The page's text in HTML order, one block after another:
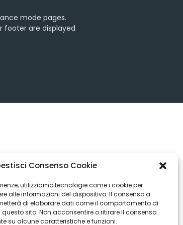
Consenso Cookie
utilizziamo tecnologie come i cookie per
alle informazioni del dispositivo. Il consenso a
di elaborare dati come il comportamento di
sito. Non acconsentire o ritirare il consenso
su alcune caratteristiche e funzioni.
mode pages.
footer are displayed